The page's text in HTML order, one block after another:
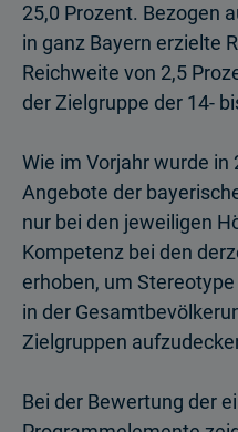
25,0 Prozent. Bezogen
in ganz Bayern erzielte
Reichweite von 2,5
der Zielgruppe der 14-
Wie im Vorjahr wurde
Angebote der
nur bei den jeweiligen
Kompetenz bei den
erhoben, um
in der
Zielgruppen
Bei der Bewertung der